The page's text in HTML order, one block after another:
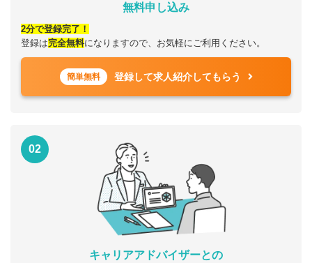
無料申し込み
2分で登録完了！
登録は完全無料になりますので、お気軽にご利用ください。
簡単無料 登録して求人紹介してもらう
02
キャリアアドバイザーとの